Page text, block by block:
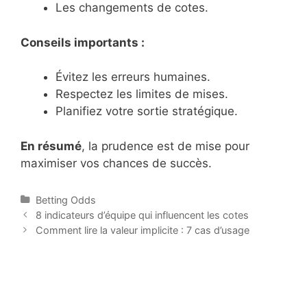
Les changements de cotes.
Conseils importants :
Évitez les erreurs humaines.
Respectez les limites de mises.
Planifiez votre sortie stratégique.
En résumé, la prudence est de mise pour
maximiser vos chances de succès.
Categories
Betting Odds
Post
navigation
8 indicateurs d’équipe qui influencent les cotes
Comment lire la valeur implicite : 7 cas d’usage